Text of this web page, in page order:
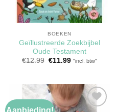
BOEKEN
Geïllustreerde Zoekbijbel
Oude Testament
€12.99 Oorspronkelijke
€11.99Huidige
"incl. btw"
Aanbieding!